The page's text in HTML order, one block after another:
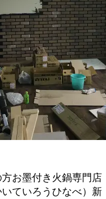
方お墨付き火鍋専門店
いていろうひなべ）新